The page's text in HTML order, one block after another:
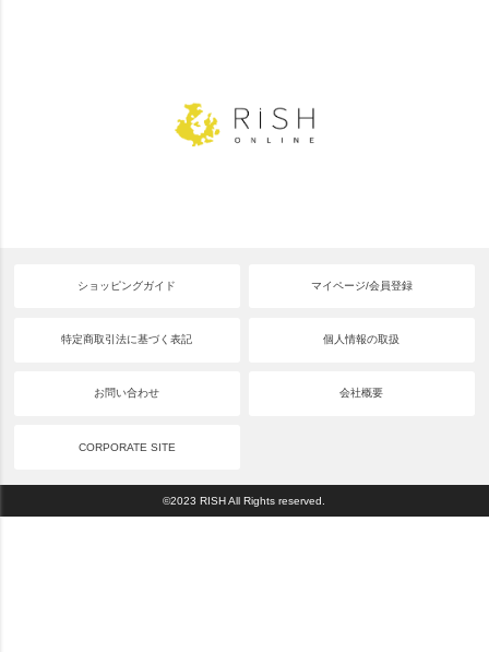
ショッピングガイド マイページ/会員登録
特定商取引法に基づく表記 個人情報の取扱
お問い合わせ 会社概要
CORPORATE SITE
©2023 RISH All Rights reserved.